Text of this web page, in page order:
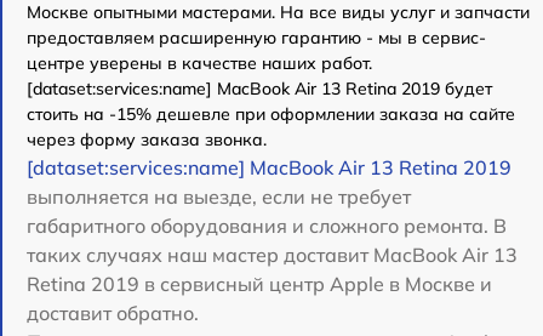
Москве опытными мастерами. На все виды услуг и запчасти
предоставляем расширенную гарантию - мы в сервис-
центре уверены в качестве наших работ.
[dataset:services:name] MacBook Air 13 Retina 2019 будет
стоить на -15% дешевле при оформлении заказа на сайте
через форму заказа звонка.
[dataset:services:name] MacBook Air 13 Retina 2019
выполняется на выезде, если не требует
габаритного оборудования и сложного ремонта. В
таких случаях наш мастер доставит MacBook Air 13
Retina 2019 в сервисный центр Apple в Москве и
доставит обратно.